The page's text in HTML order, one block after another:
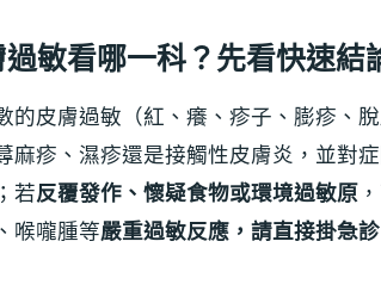
過敏看哪一科？先看快速結
的皮膚過敏（紅、癢、疹子、膨疹、脫
麻疹、濕疹還是接觸性皮膚炎，並對症
若反覆發作、懷疑食物或環境過敏原
喉嚨腫等嚴重過敏反應，請直接掛急診